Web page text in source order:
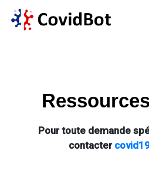
Pour toute demande
contacter